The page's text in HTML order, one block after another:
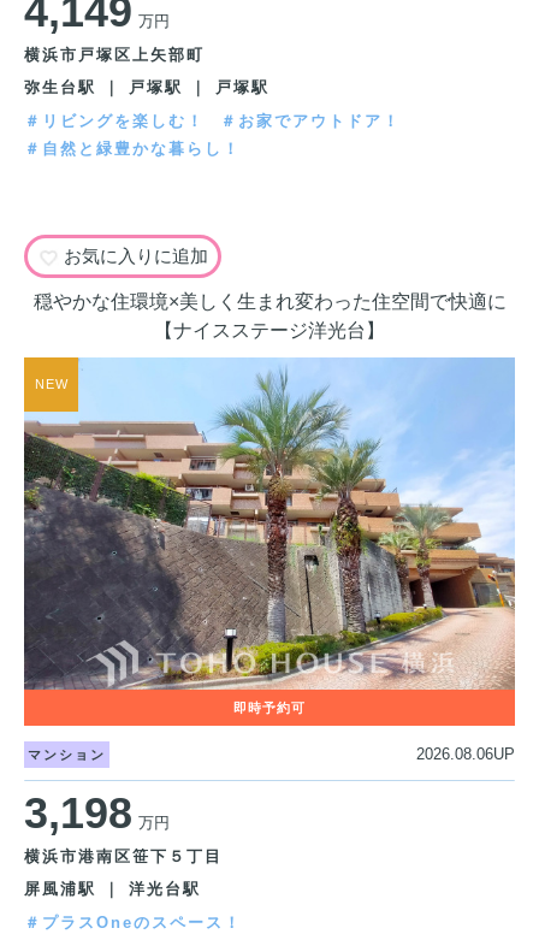
4,149 万円
横浜市戸塚区上矢部町
弥生台駅 ｜ 戸塚駅 ｜ 戸塚駅
＃リビングを楽しむ！
＃お家でアウトドア！
＃自然と緑豊かな暮らし！
お気に入りに追加
穏やかな住環境×美しく生まれ変わった住空間で快適に
【ナイスステージ洋光台】
マンション 2026.08.06UP
3,198 万円
横浜市港南区笹下５丁目
屏風浦駅 ｜ 洋光台駅
＃プラスOneのスペース！